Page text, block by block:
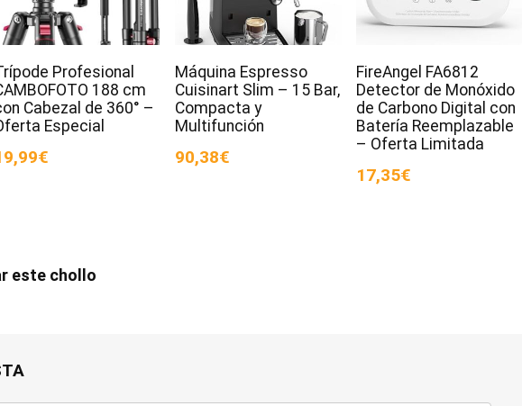
Profesional
188 cm
Cabezal de 360° –
Especial
Máquina Espresso
Cuisinart Slim – 15 Bar,
Compacta y
Multifunción
90,38€
FireAngel FA6812
Detector de Monóxido
de Carbono Digital con
Batería Reemplazable
– Oferta Limitada
17,35€
este chollo